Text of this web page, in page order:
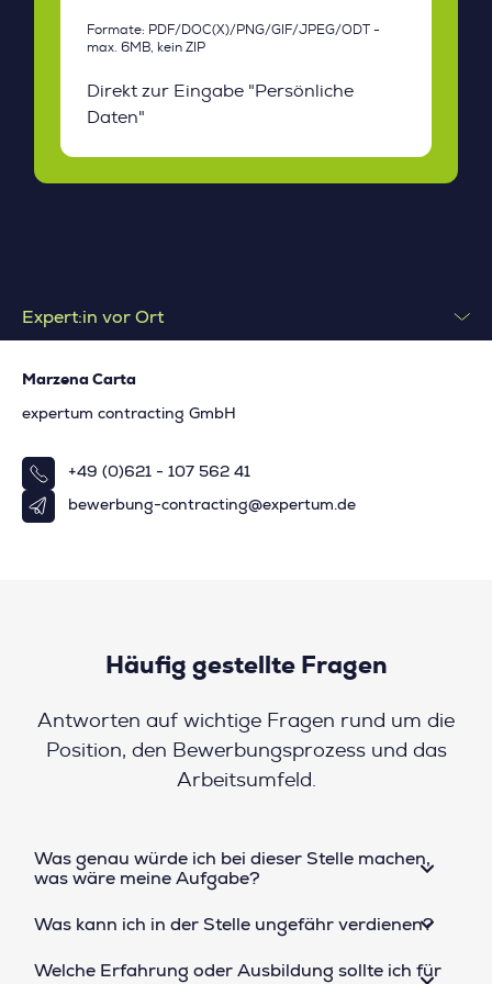
Expert:in vor Ort
Marzena Carta
expertum contracting GmbH
+49 (0)621 - 107 562 41
bewerbung-contracting@expertum.de
Häufig gestellte Fragen
Antworten auf wichtige Fragen rund um die
Position, den Bewerbungsprozess und das
Arbeitsumfeld.
Was genau würde ich bei dieser Stelle machen,
was wäre meine Aufgabe?
Was kann ich in der Stelle ungefähr verdienen?
Welche Erfahrung oder Ausbildung sollte ich für